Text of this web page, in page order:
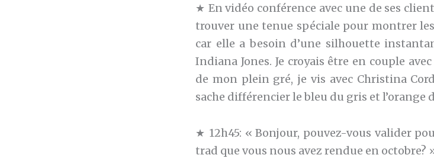
★ En vidéo conférence avec une de ses
trouver une tenue spéciale pour montrer
car elle a besoin d’une silhouette
Indiana Jones. Je croyais être en couple
de mon plein gré, je vis avec Christina
sache différencier le bleu du gris et l’orange
★ 12h45: « Bonjour, pouvez-vous valider
trad que vous nous avez rendue en octobre?